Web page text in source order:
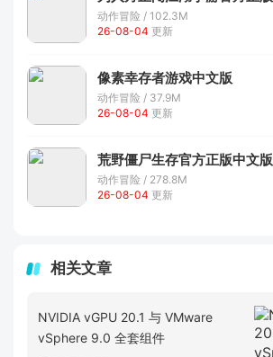
动作冒险 / 102.3M
26-08-04 更新
像素幸存者游戏中文版
动作冒险 / 37.9M
26-08-04 更新
荒野僵尸生存官方正版中文版
动作冒险 / 278.8M
26-08-04 更新
相关文章
NVIDIA vGPU 20.1 与 VMware
vSphere 9.0 全套组件